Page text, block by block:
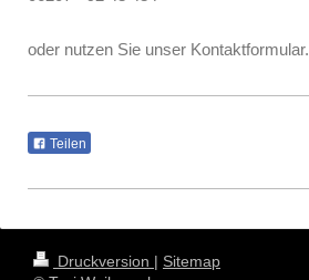
oder nutzen Sie unser Kontaktformular.
Teilen
Druckversion | Sitemap